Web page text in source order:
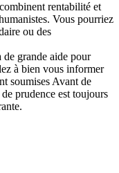
rentabilité et
Vous pourriez
ou des
de grande aide pour
à bien vous informer
soumises Avant de
prudence est toujours